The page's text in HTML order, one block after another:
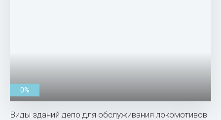
0%
Виды зданий депо для обслуживания локомотивов